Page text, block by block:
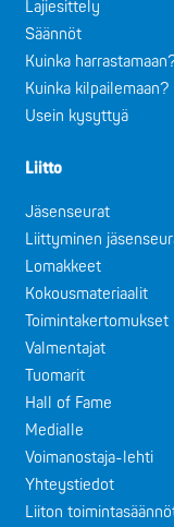
Lajiesittely
Säännöt
Kuinka
Kuinka kilpailemaan?
Usein kysyttyä
Liitto
Jäsenseurat
Liittyminen
Lomakkeet
Kokousmateriaalit
Toimintakertomukset
Valmentajat
Tuomarit
Hall of Fame
Medialle
Voimanostaja-lehti
Yhteystiedot
Liiton